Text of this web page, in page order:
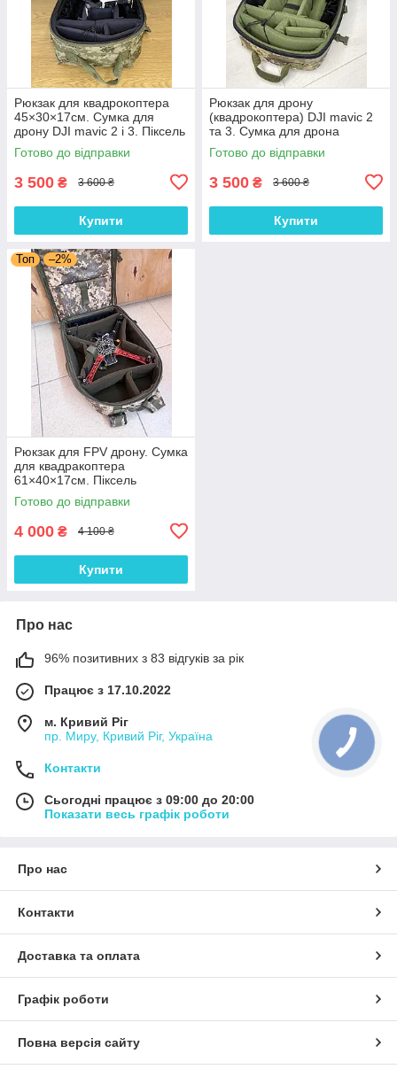
Рюкзак для квадрокоптера
45×30×17см. Сумка для
дрону DJI mavic 2 і 3. Піксель
Готово до відправки
3 500 ₴ 3 600 ₴
Купити
Рюкзак для дрону
(квадрокоптера) DJI mavic 2
та 3. Сумка для дрона
45×30×17см. Піксель
Готово до відправки
3 500 ₴ 3 600 ₴
Купити
Топ –2%
Рюкзак для FPV дрону. Сумка
для квадракоптера
61×40×17см. Піксель
Готово до відправки
4 000 ₴ 4 100 ₴
Купити
Про нас
96% позитивних з 83 відгуків за рік
Працює з 17.10.2022
м. Кривий Ріг
пр. Миру, Кривий Ріг, Україна
Контакти
Сьогодні працює з 09:00 до 20:00
Показати весь графік роботи
Про нас
Контакти
Доставка та оплата
Графік роботи
Повна версія сайту